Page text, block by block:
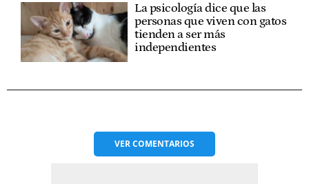
La psicología dice que las
personas que viven con gatos
tienden a ser más
independientes
VERCOMENTARIOS